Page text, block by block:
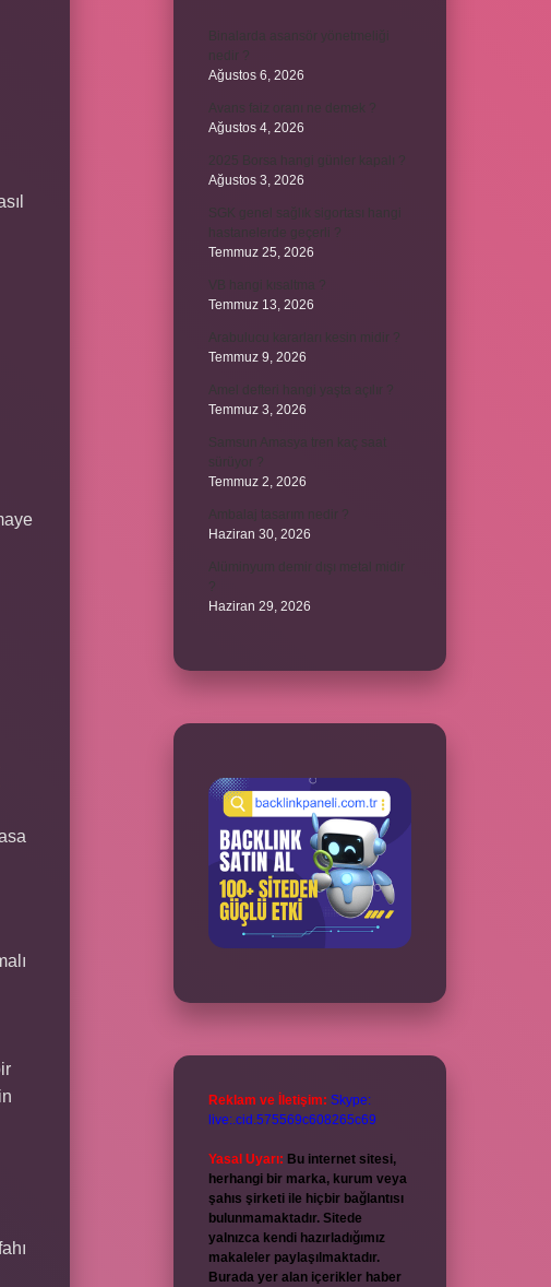
Binalarda asansör yönetmeliği
nedir ?
Ağustos 6, 2026
Avans faiz oranı ne demek ?
Ağustos 4, 2026
2025 Borsa hangi günler kapalı ?
Ağustos 3, 2026
SGK genel sağlık sigortası hangi
hastanelerde geçerli ?
Temmuz 25, 2026
VB hangi kısaltma ?
Temmuz 13, 2026
Arabulucu kararları kesin midir ?
Temmuz 9, 2026
Amel defteri hangi yaşta açılır ?
Temmuz 3, 2026
Samsun Amasya tren kaç saat
sürüyor ?
Temmuz 2, 2026
Ambalaj tasarım nedir ?
Haziran 30, 2026
Alüminyum demir dışı metal midir
?
Haziran 29, 2026
Reklam ve İletişim: Skype:
live:.cid.575569c608265c69
Yasal Uyarı: Bu internet sitesi,
herhangi bir marka, kurum veya
şahıs şirketi ile hiçbir bağlantısı
bulunmamaktadır. Sitede
yalnızca kendi hazırladığımız
makaleler paylaşılmaktadır.
Burada yer alan içerikler haber